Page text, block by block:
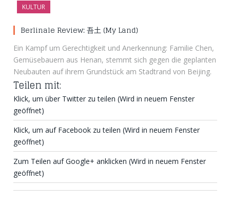
KULTUR
Berlinale Review: 吾土 (My Land)
Ein Kampf um Gerechtigkeit und Anerkennung: Familie Chen,
Gemüsebauern aus Henan, stemmt sich gegen die geplanten
Neubauten auf ihrem Grundstück am Stadtrand von Beijing.
Teilen mit:
Klick, um über Twitter zu teilen (Wird in neuem Fenster
geöffnet)
Klick, um auf Facebook zu teilen (Wird in neuem Fenster
geöffnet)
Zum Teilen auf Google+ anklicken (Wird in neuem Fenster
geöffnet)